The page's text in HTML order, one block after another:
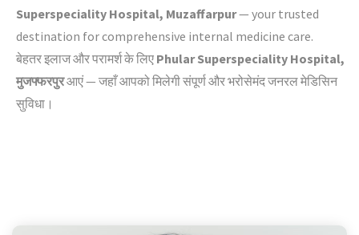
Superspeciality Hospital, Muzaffarpur— your trusted
destination for comprehensive internal medicine care.
बेहतर इलाज और परामर्श के लिए Phular Superspeciality Hospital,
मुजफ्फरपुरआएं — जहाँ आपको मिलेगी संपूर्ण और भरोसेमंद जनरल मेडिसिन
सुविधा।